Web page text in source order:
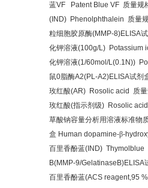
蓝VF Patent Blue VF 质量规
(IND) Phenolphthalein 质量
粒细胞胶原酶(MMP-8)ELISA
化钾溶液(100g/L) Potassium
化钾溶液(1/60mol/L(0.1N))
鼠0脂酶A2(PL-A2)ELISA试剂
玫红酸(AR) Rosolic acid 质
玫红酸(指示剂级) Rosolic
草酸钠容量分析用溶液标准物
盒 Human dopamine-β-
百里香酚蓝(IND) Thymolblue
B(MMP-9/GelatinaseB)ELISA
百里香酚蓝(ACS reagent,95